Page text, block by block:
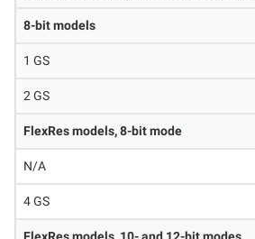
8-bit models
1 GS
2 GS
FlexRes models, 8-bit mode
N/A
4 GS